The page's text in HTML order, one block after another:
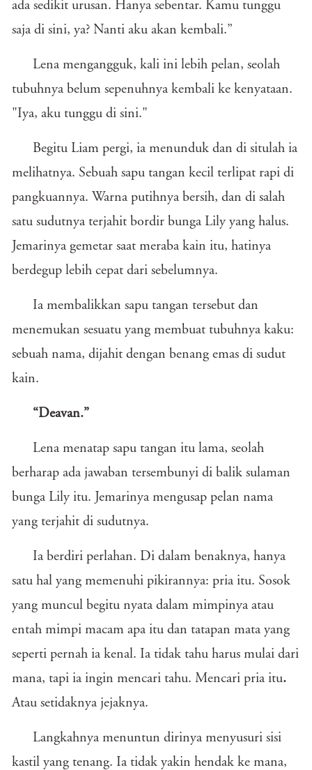
ada sedikit urusan. Hanya sebentar. Kamu tunggu
saja di sini, ya? Nanti aku akan kembali.”
Lena mengangguk, kali ini lebih pelan, seolah
tubuhnya belum sepenuhnya kembali ke kenyataan.
"Iya, aku tunggu di sini."
Begitu Liam pergi, ia menunduk dan di situlah ia
melihatnya. Sebuah sapu tangan kecil terlipat rapi di
pangkuannya. Warna putihnya bersih, dan di salah
satu sudutnya terjahit bordir bunga Lily yang halus.
Jemarinya gemetar saat meraba kain itu, hatinya
berdegup lebih cepat dari sebelumnya.
Ia membalikkan sapu tangan tersebut dan
menemukan sesuatu yang membuat tubuhnya kaku:
sebuah nama, dijahit dengan benang emas di sudut
kain.
“Deavan.”
Lena menatap sapu tangan itu lama, seolah
berharap ada jawaban tersembunyi di balik sulaman
bunga Lily itu. Jemarinya mengusap pelan nama
yang terjahit di sudutnya.
Ia berdiri perlahan. Di dalam benaknya, hanya
satu hal yang memenuhi pikirannya: pria itu. Sosok
yang muncul begitu nyata dalam mimpinya atau
entah mimpi macam apa itu dan tatapan mata yang
seperti pernah ia kenal. Ia tidak tahu harus mulai dari
mana, tapi ia ingin mencari tahu. Mencari pria itu.
Atau setidaknya jejaknya.
Langkahnya menuntun dirinya menyusuri sisi
kastil yang tenang. Ia tidak yakin hendak ke mana,